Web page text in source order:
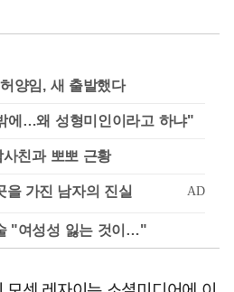
양임, 새 출발했다
에…왜 성형미인이라고 하냐"
친과 뽀뽀 근황
"여성성 잃는 것이…"